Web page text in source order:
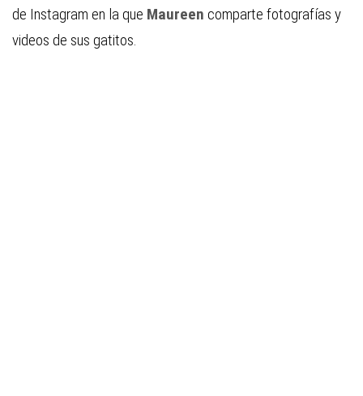
de Instagram en la que Maureen comparte fotografías y
videos de sus gatitos.